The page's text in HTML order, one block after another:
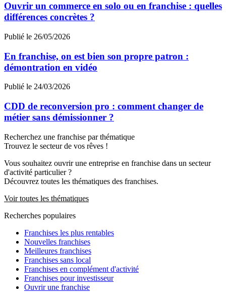
Ouvrir un commerce en solo ou en franchise : quelles
différences concrètes ?
Publié le 26/05/2026
En franchise, on est bien son propre patron :
démontration en vidéo
Publié le 24/03/2026
CDD de reconversion pro : comment changer de
métier sans démissionner ?
Recherchez une franchise par thématique
Trouvez le secteur de vos rêves !
Vous souhaitez ouvrir une entreprise en franchise dans un secteur
d'activité particulier ?
Découvrez toutes les thématiques des franchises.
Voir toutes les thématiques
Recherches populaires
Franchises les plus rentables
Nouvelles franchises
Meilleures franchises
Franchises sans local
Franchises en complément d'activité
Franchises pour investisseur
Ouvrir une franchise